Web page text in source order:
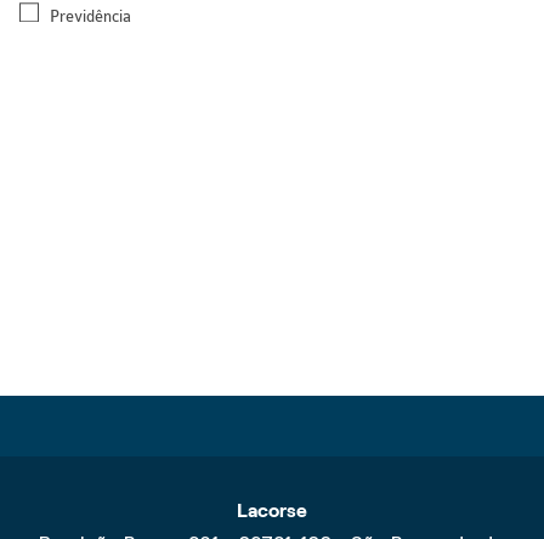
Previdência
Lacorse